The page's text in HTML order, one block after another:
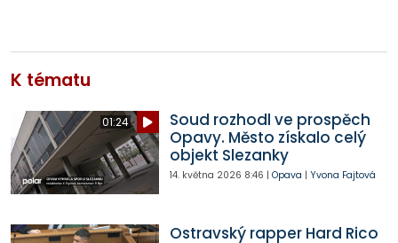
K tématu
01:24
Soud rozhodl ve prospěch
Opavy. Město získalo celý
objekt Slezanky
14. května 2026 8:46 | Opava | Yvona Fajtová
Ostravský rapper Hard Rico